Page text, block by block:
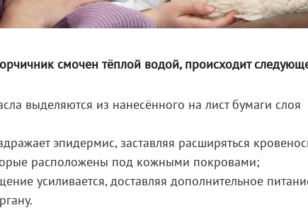
смочен тёплой водой, происходит
выделяются из нанесённого на лист бумаги слоя
эпидермис, заставляя расширяться
расположены под кожными покровами;
усиливается, доставляя дополнительное